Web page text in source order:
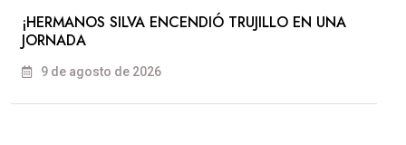
​¡HERMANOS SILVA ENCENDIÓ TRUJILLO EN UNA
JORNADA
9 de agosto de 2026